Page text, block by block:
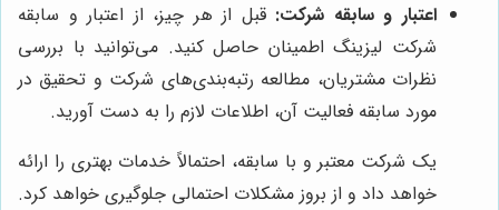
اعتبار و سابقه شرکت: قبل از هر چیز، از اعتبار و سابقه
شرکت لیزینگ اطمینان حاصل کنید. می‌توانید با بررسی
نظرات مشتریان، مطالعه رتبه‌بندی‌های شرکت و تحقیق در
مورد سابقه فعالیت آن، اطلاعات لازم را به دست آورید.
یک شرکت معتبر و با سابقه، احتمالاً خدمات بهتری را ارائه
خواهد داد و از بروز مشکلات احتمالی جلوگیری خواهد کرد.